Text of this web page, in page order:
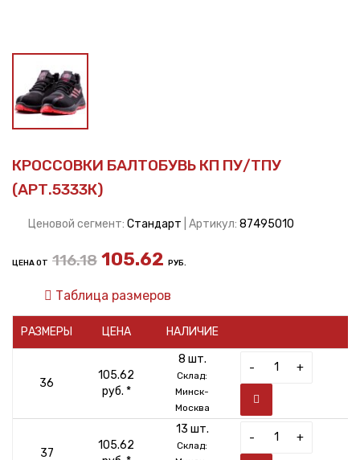
КРОССОВКИ БАЛТОБУВЬ КП ПУ/ТПУ
(АРТ.5333К)
Ценовой сегмент: Стандарт | Артикул: 87495010
ЦЕНА ОТ 116.18 105.62 РУБ.
Таблица размеров
РАЗМЕРЫ ЦЕНА НАЛИЧИЕ
36
105.62
руб. *
8 шт.
Склад:
Минск-
Москва
- +
37
105.62
13 шт.
Склад:
- +